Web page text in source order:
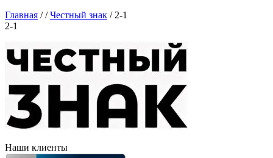
Главная //Честный знак / 2-1
2-1
Наши клиенты